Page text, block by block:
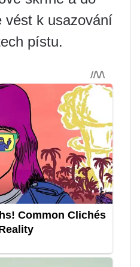
vést k usazování
pístu.